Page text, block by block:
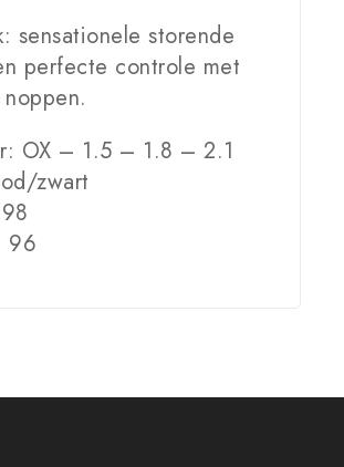
sensationele storende
perfecte controle met
OX – 1.5 – 1.8 – 2.1
zwart
96